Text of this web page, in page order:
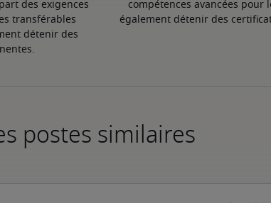
des exigences
transférables
détenir des
compétences avancées pour
également détenir des
postes similaires